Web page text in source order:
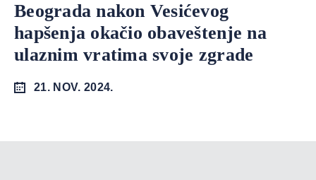
Beograda nakon Vesićevog
hapšenja okačio obaveštenje na
ulaznim vratima svoje zgrade
21. NOV. 2024.